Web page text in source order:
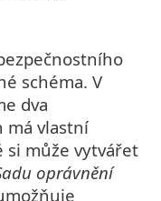
schéma. V
dva
má vlastní
si může vytvářet
oprávnění